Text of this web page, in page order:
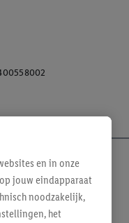
en in onze
jouw eindapparaat
noodzakelijk,
het